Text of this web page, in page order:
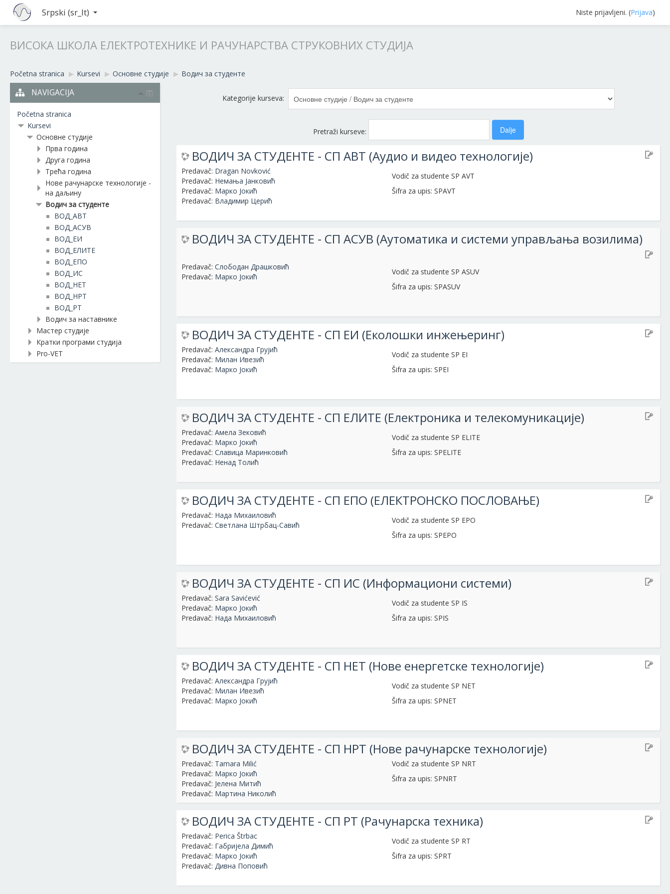
Niste prijavljeni. (Prijava)
Srpski ‎(sr_lt)‎
ВИСОКА ШКОЛА ЕЛЕКТРОТЕХНИКЕ И РАЧУНАРСТВА СТРУКОВНИХ СТУДИЈА
Početna stranica ▶︎ Kursevi ▶︎ Основне студије ▶︎ Водич за студенте
Kategorije kurseva:
Pretraži kurseve:
ВОДИЧ ЗА СТУДЕНТЕ - СП АВТ (Аудио и видео технологије)
Vodič za studente SP AVT
Šifra za upis: SPAVT
Predavač: Dragan Novković
Predavač: Немања Јанковић
Predavač: Марко Јокић
Predavač: Владимир Церић
ВОДИЧ ЗА СТУДЕНТЕ - СП АСУВ (Аутоматика и системи управљања возилима)
Vodič za studente SP ASUV
Šifra za upis: SPASUV
Predavač:Слободан Драшковић
Predavač: Марко Јокић
ВОДИЧ ЗА СТУДЕНТЕ - СП ЕИ (Еколошки инжењеринг)
Vodič za studente SP EI
Šifra za upis: SPEI
Predavač:Александра Грујић
Predavač: Милан Ивезић
Predavač: Марко Јокић
ВОДИЧ ЗА СТУДЕНТЕ - СП ЕЛИТЕ (Електроника и телекомуникације)
Vodič za studente SP ELITE
Šifra za upis: SPELITE
Predavač:Амела Зековић
Predavač: Марко Јокић
Predavač:Славица Маринковић
Predavač: Ненад Толић
ВОДИЧ ЗА СТУДЕНТЕ - СП ЕПО (ЕЛЕКТРОНСКО ПОСЛОВАЊЕ)
Vodič za studente SP EPO
Šifra za upis: SPEPO
Predavač: Нада Михаиловић
Predavač:Светлана Штрбац-Савић
ВОДИЧ ЗА СТУДЕНТЕ - СП ИС (Информациони системи)
Vodič za studente SP IS
Šifra za upis: SPIS
Predavač:Sara Savićević
Predavač: Марко Јокић
Predavač: Нада Михаиловић
ВОДИЧ ЗА СТУДЕНТЕ - СП НЕТ (Нове енергетске технологије)
Vodič za studente SP NET
Šifra za upis: SPNET
Predavač:Александра Грујић
Predavač: Милан Ивезић
Predavač: Марко Јокић
ВОДИЧ ЗА СТУДЕНТЕ - СП НРТ (Нове рачунарске технологије)
Vodič za studente SP NRT
Šifra za upis: SPNRT
Predavač: Tamara Milić
Predavač: Марко Јокић
Predavač: Јелена Митић
Predavač: Мартина Николић
ВОДИЧ ЗА СТУДЕНТЕ - СП РТ (Рачунарска техника)
Vodič za studente SP RT
Šifra za upis: SPRT
Predavač: Perica Štrbac
Predavač: Габријела Димић
Predavač: Марко Јокић
Predavač:Дивна Поповић
NAVIGACIJA
Početna stranica
Kursevi
Основне студије
Прва година
Друга година
Трећа година
Нове рачунарске технологије -
на даљину
Водич за студенте
ВОД_АВТ
ВОД_АСУВ
ВОД_ЕИ
ВОД_ЕЛИТЕ
ВОД_ЕПО
ВОД_ИС
ВОД_НЕТ
ВОД_НРТ
ВОД_РТ
Водич за наставнике
Мастер студије
Кратки програми студија
Pro-VET